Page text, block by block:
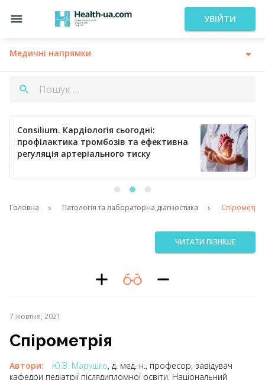
УВІЙТИ
Медичні напрямки
Consilium. Кардіологія сьогодні:
профілактика тромбозів та ефективна
регуляція артеріального тиску
Головна Патологія та лабораторна діагностика Спірометрія
ЧИТАТИ ПІЗНІШЕ
7 жовтня, 2021
Спірометрія
Автори: Ю.В. Марушко, д. мед. н., професор, завідувач
кафедри педіатрії післядипломної освіти, Національний